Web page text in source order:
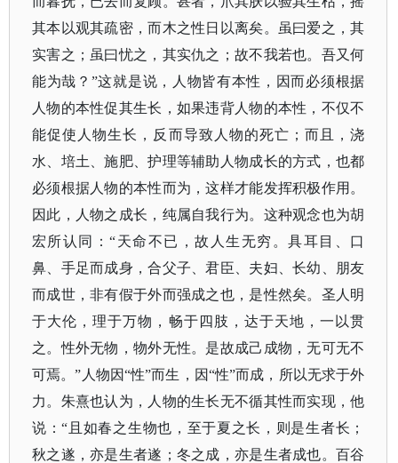
其本以观其疏密，而木之性日以离矣。虽曰爱之，其
实害之；虽曰忧之，其实仇之；故不我若也。吾又何
能为哉？”这就是说，人物皆有本性，因而必须根据
人物的本性促其生长，如果违背人物的本性，不仅不
能促使人物生长，反而导致人物的死亡；而且，浇
水、培土、施肥、护理等辅助人物成长的方式，也都
必须根据人物的本性而为，这样才能发挥积极作用。
因此，人物之成长，纯属自我行为。这种观念也为胡
宏所认同：“天命不已，故人生无穷。具耳目、口
鼻、手足而成身，合父子、君臣、夫妇、长幼、朋友
而成世，非有假于外而强成之也，是性然矣。圣人明
于大伦，理于万物，畅于四肢，达于天地，一以贯
之。性外无物，物外无性。是故成己成物，无可无不
可焉。”人物因“性”而生，因“性”而成，所以无求于外
力。朱熹也认为，人物的生长无不循其性而实现，他
说：“且如春之生物也，至于夏之长，则是生者长；
秋之遂，亦是生者遂；冬之成，亦是生者成也。百谷